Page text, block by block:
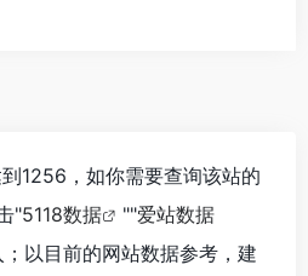
1256，如你需要查询该站的
"5118数据 ""爱站数据
；以目前的网站数据参考，建